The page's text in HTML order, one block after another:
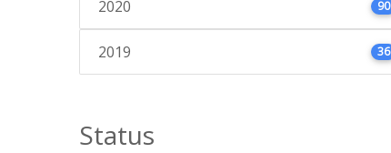
2020 90
2019 36
Status